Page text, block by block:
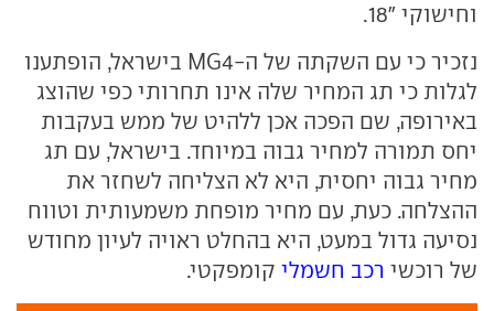
וחישוקי "18.
נזכיר כי עם השקתה של ה-MG4 בישראל, הופתענו
לגלות כי תג המחיר שלה אינו תחרותי כפי שהוצג
באירופה, שם הפכה אכן ללהיט של ממש בעקבות
יחס תמורה למחיר גבוה במיוחד. בישראל, עם תג
מחיר גבוה יחסית, היא לא הצליחה לשחזר את
ההצלחה. כעת, עם מחיר מופחת משמעותית וטווח
נסיעה גדול במעט, היא בהחלט ראויה לעיון מחודש
של רוכשי רכב חשמלי קומפקטי.